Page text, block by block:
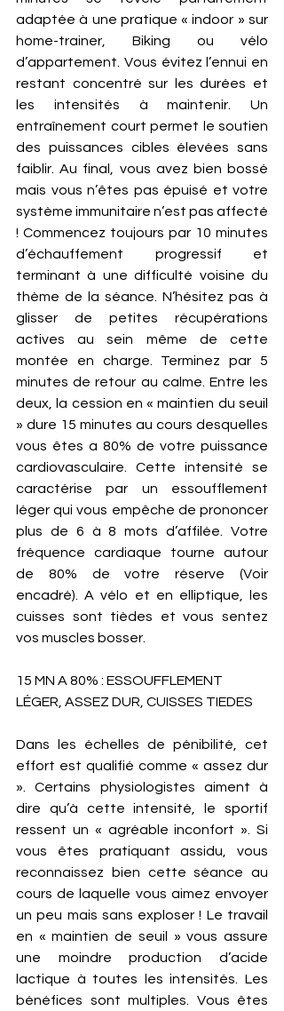
adaptée à une pratique « indoor » sur
home-trainer, Biking ou vélo
d’appartement. Vous évitez l’ennui en
restant concentré sur les durées et
les intensités à maintenir. Un
entraînement court permet le soutien
des puissances cibles élevées sans
faiblir. Au final, vous avez bien bossé
mais vous n’êtes pas épuisé et votre
système immunitaire n’est pas affecté
! Commencez toujours par 10 minutes
d’échauffement progressif et
terminant à une difficulté voisine du
thème de la séance. N’hésitez pas à
glisser de petites récupérations
actives au sein même de cette
montée en charge. Terminez par 5
minutes de retour au calme. Entre les
deux, la cession en « maintien du seuil
» dure 15 minutes au cours desquelles
vous êtes a 80% de votre puissance
cardiovasculaire. Cette intensité se
caractérise par un essoufflement
léger qui vous empêche de prononcer
plus de 6 à 8 mots d’affilée. Votre
fréquence cardiaque tourne autour
de 80% de votre réserve (Voir
encadré). A vélo et en elliptique, les
cuisses sont tièdes et vous sentez
vos muscles bosser.
15 MN A 80% : ESSOUFFLEMENT
LÉGER, ASSEZ DUR, CUISSES TIEDES
Dans les échelles de pénibilité, cet
effort est qualifié comme « assez dur
». Certains physiologistes aiment à
dire qu’à cette intensité, le sportif
ressent un « agréable inconfort ». Si
vous êtes pratiquant assidu, vous
reconnaissez bien cette séance au
cours de laquelle vous aimez envoyer
un peu mais sans exploser ! Le travail
en « maintien de seuil » vous assure
une moindre production d’acide
lactique à toutes les intensités. Les
bénéfices sont multiples. Vous êtes